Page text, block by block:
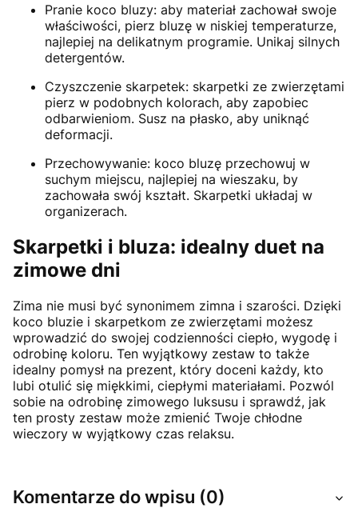
Pranie koco bluzy: aby materiał zachował swoje
właściwości, pierz bluzę w niskiej temperaturze,
najlepiej na delikatnym programie. Unikaj silnych
detergentów.
Czyszczenie skarpetek: skarpetki ze zwierzętami
pierz w podobnych kolorach, aby zapobiec
odbarwieniom. Susz na płasko, aby uniknąć
deformacji.
Przechowywanie: koco bluzę przechowuj w
suchym miejscu, najlepiej na wieszaku, by
zachowała swój kształt. Skarpetki układaj w
organizerach.
Skarpetki i bluza: idealny duet na
zimowe dni
Zima nie musi być synonimem zimna i szarości. Dzięki
koco bluzie i skarpetkom ze zwierzętami możesz
wprowadzić do swojej codzienności ciepło, wygodę i
odrobinę koloru. Ten wyjątkowy zestaw to także
idealny pomysł na prezent, który doceni każdy, kto
lubi otulić się miękkimi, ciepłymi materiałami. Pozwól
sobie na odrobinę zimowego luksusu i sprawdź, jak
ten prosty zestaw może zmienić Twoje chłodne
wieczory w wyjątkowy czas relaksu.
Komentarze do wpisu (0)